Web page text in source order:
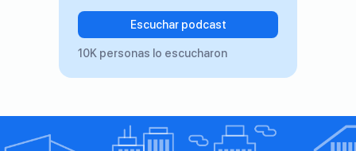
Escuchar podcast
10K personas lo escucharon